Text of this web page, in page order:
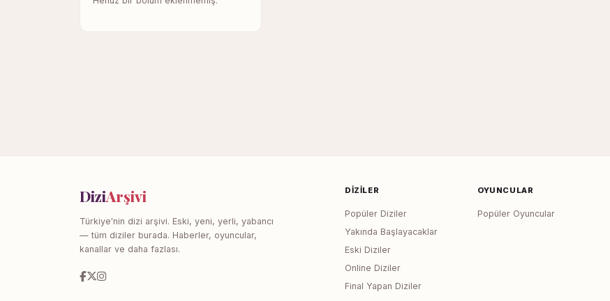
DiziArşivi
Türkiye'nin dizi arşivi. Eski, yeni, yerli, yabancı
— tüm diziler burada. Haberler, oyuncular,
kanallar ve daha fazlası.
DIZILER
Popüler Diziler
Yakında Başlayacaklar
Eski Diziler
Online Diziler
Final Yapan Diziler
OYUNCULAR
Popüler Oyuncular